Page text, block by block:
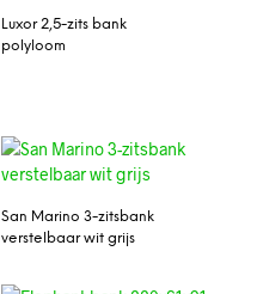
Luxor 2,5-zits bank
polyloom
San Marino 3-zitsbank
verstelbaar wit grijs